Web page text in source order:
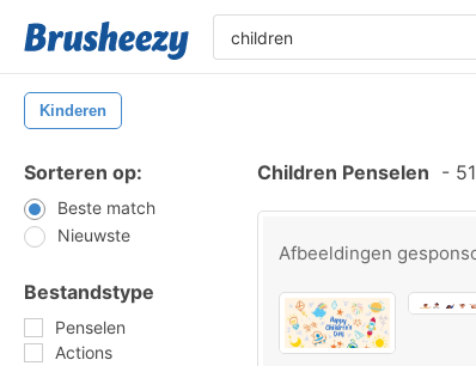
Kinderen
Sorteren op:
Beste match
Nieuwste
Bestandstype
Penselen
Actions
Children Penselen -
Afbeeldingen